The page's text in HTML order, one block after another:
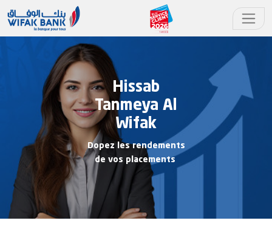
Hissab
Tanmeya Al
Wifak
Dopez les rendements
de vos placements